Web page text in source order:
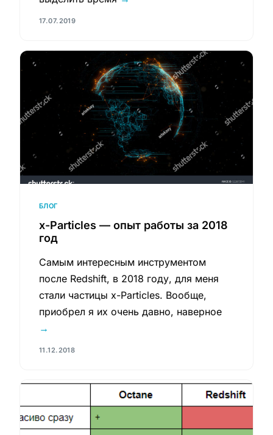
17.07.2019
БЛОГ
x-Particles — опыт работы за 2018
год
Самым интересным инструментом
после Redshift, в 2018 году, для меня
стали частицы x-Particles. Вообще,
приобрел я их очень давно, наверное
→
11.12.2018